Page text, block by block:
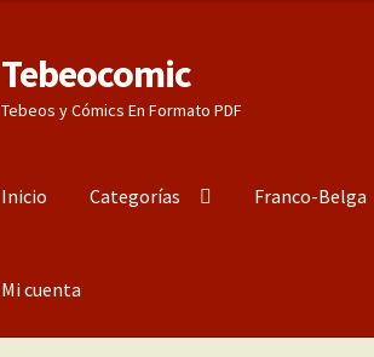
Ir
a
la
Ir
al
contenido
Tebeocomic
Tebeos y Cómics En Formato PDF
Inicio Categorías Franco-Belga
Mi cuenta